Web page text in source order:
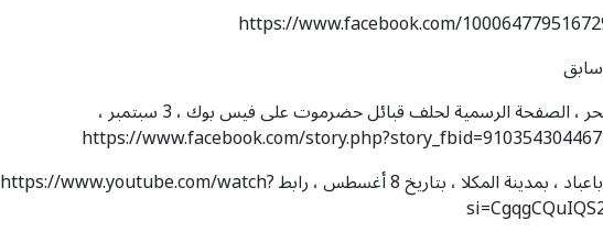
https://www.facebook.com/
) رقعة الاحتجاجات تتسع على وضع الكهرباء في مديرية الشحر ، الصفحة الرسمية لحلف قبائل حضرموت على فيس بوك ، 3 سبتمبر ،
https://www.facebook.com/
) للمزيد يمكن مشاهدة الكلمة التي القاها المحافظ في قاعة باعباد ، بمدينة المكلا ، بتاريخ 8 أغسطس ، رابط https://www.youtube.com/watch?